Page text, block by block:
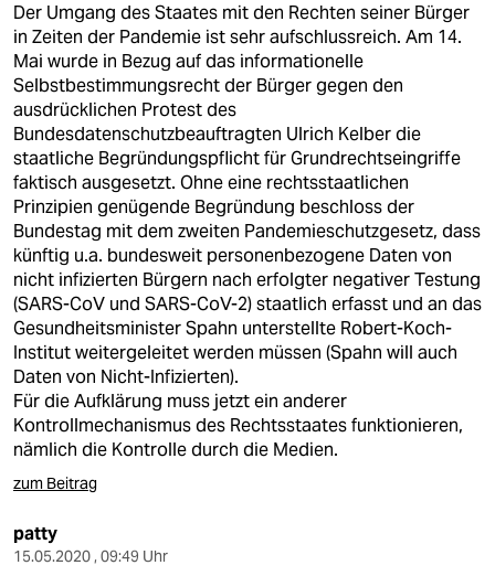
Der Umgang des Staates mit den Rechten seiner Bürger
in Zeiten der Pandemie ist sehr aufschlussreich. Am 14.
Mai wurde in Bezug auf das informationelle
Selbstbestimmungsrecht der Bürger gegen den
ausdrücklichen Protest des
Bundesdatenschutzbeauftragten Ulrich Kelber die
staatliche Begründungspflicht für Grundrechtseingriffe
faktisch ausgesetzt. Ohne eine rechtsstaatlichen
Prinzipien genügende Begründung beschloss der
Bundestag mit dem zweiten Pandemieschutzgesetz, dass
künftig u.a. bundesweit personenbezogene Daten von
nicht infizierten Bürgern nach erfolgter negativer Testung
(SARS-CoV und SARS-CoV-2) staatlich erfasst und an das
Gesundheitsminister Spahn unterstellte Robert-Koch-
Institut weitergeleitet werden müssen (Spahn will auch
Daten von Nicht-Infizierten).
Für die Aufklärung muss jetzt ein anderer
Kontrollmechanismus des Rechtsstaates funktionieren,
nämlich die Kontrolle durch die Medien.
zum Beitrag
patty
15.05.2020 , 09:49 Uhr